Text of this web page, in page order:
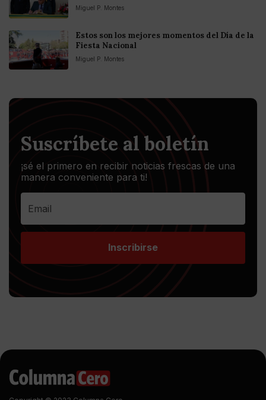
Miguel P. Montes
Estos son los mejores momentos del Día de la
Fiesta Nacional
Miguel P. Montes
Suscríbete al boletín
¡sé el primero en recibir noticias frescas de una
manera conveniente para ti!
Inscribirse